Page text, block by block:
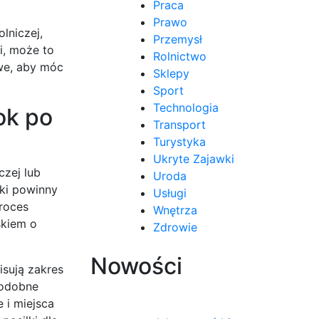
może to
aby móc
po
lub
powinny
o
zakres
i miejsca
Praca
Prawo
Przemysł
Rolnictwo
Sklepy
Sport
Technologia
Transport
Turystyka
Ukryte Zajawki
Uroda
Usługi
Wnętrza
Zdrowie
Nowości